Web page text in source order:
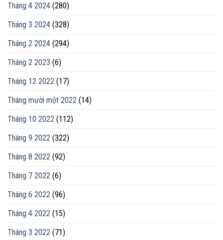
Tháng 4 2024 (280)
Tháng 3 2024 (328)
Tháng 2 2024 (294)
Tháng 2 2023 (6)
Tháng 12 2022 (17)
Tháng mười một 2022 (14)
Tháng 10 2022 (112)
Tháng 9 2022 (322)
Tháng 8 2022 (92)
Tháng 7 2022 (6)
Tháng 6 2022 (96)
Tháng 4 2022 (15)
Tháng 3 2022 (71)